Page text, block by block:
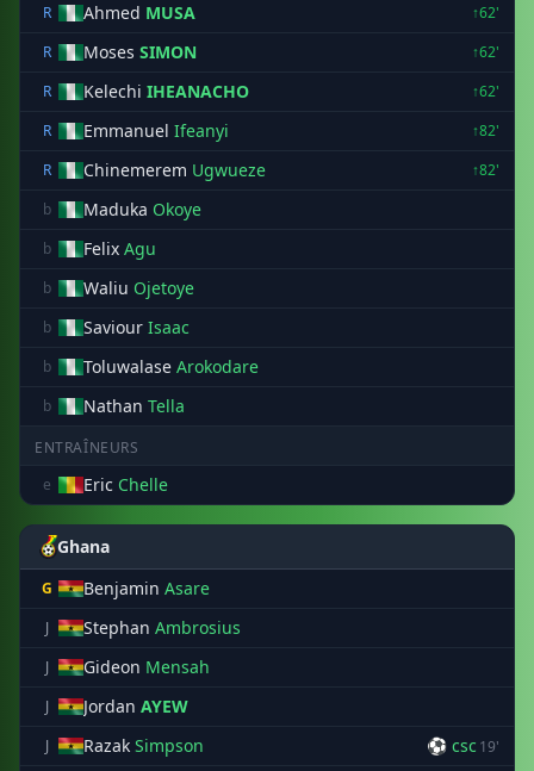
R
Ahmed MUSA
↑62'
R
Moses SIMON
↑62'
R
Kelechi IHEANACHO
↑62'
R
Emmanuel Ifeanyi
↑82'
R
Chinemerem Ugwueze
↑82'
b
Maduka Okoye
b Felix Agu
b Waliu Ojetoye
b Saviour Isaac
b Toluwalase Arokodare
b Nathan Tella
ENTRAÎNEURS
e
Eric Chelle
Ghana
G Benjamin Asare
J Stephan Ambrosius
J Gideon Mensah
J Jordan AYEW
J Razak Simpson ⚽ csc 19'